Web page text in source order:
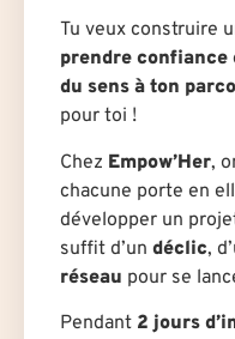
Tu veux construire
prendre confiance
du sens à ton
pour toi !
Chez Empow’Her,
chacune porte en
développer un
suffit d’un déclic,
réseau pour se
Pendant 2 jours